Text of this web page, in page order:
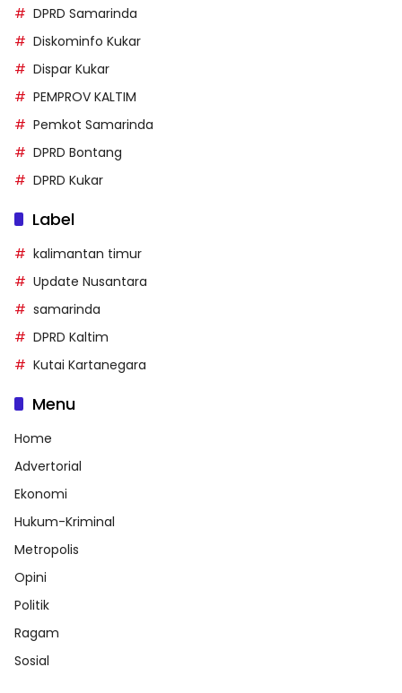
DPRD Samarinda
Diskominfo Kukar
Dispar Kukar
PEMPROV KALTIM
Pemkot Samarinda
DPRD Bontang
DPRD Kukar
Label
kalimantan timur
Update Nusantara
samarinda
DPRD Kaltim
Kutai Kartanegara
Menu
Home
Advertorial
Ekonomi
Hukum-Kriminal
Metropolis
Opini
Politik
Ragam
Sosial